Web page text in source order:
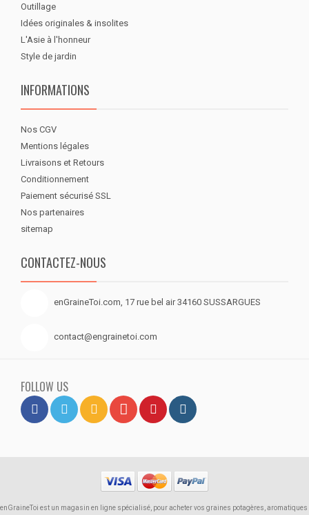
Outillage
Idées originales & insolites
L'Asie à l'honneur
Style de jardin
INFORMATIONS
Nos CGV
Mentions légales
Livraisons et Retours
Conditionnement
Paiement sécurisé SSL
Nos partenaires
sitemap
CONTACTEZ-NOUS
enGraineToi.com, 17 rue bel air 34160 SUSSARGUES
contact@engrainetoi.com
FOLLOW US
enGraineToi est un magasin en ligne spécialisé, pour acheter vos graines potagères, aromatiques